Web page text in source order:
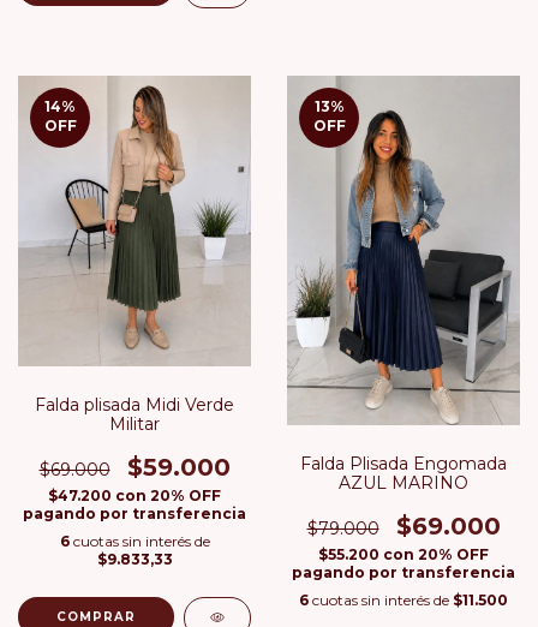
14%
OFF
Falda plisada Midi Verde
Militar
$69.000 $59.000
$47.200 con 20% OFF
pagando por transferencia
6 cuotas sin interés de
$9.833,33
COMPRAR
13%
OFF
Falda Plisada Engomada
AZUL MARINO
$79.000 $69.000
$55.200 con 20% OFF
pagando por transferencia
6 cuotas sin interés de $11.500